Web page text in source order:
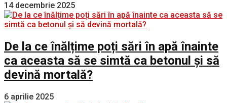
14 decembrie 2025
De la ce înălțime poți sări în apă înainte
ca aceasta să se simtă ca betonul și să
devină mortală?
6 aprilie 2025